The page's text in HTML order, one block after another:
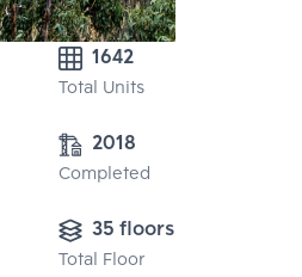
1642
Total Units
2018
Completed
35 floors
Total Floor